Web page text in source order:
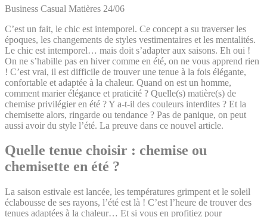
Business Casual Matières 24/06
C’est un fait, le chic est intemporel. Ce concept a su traverser les
époques, les changements de styles vestimentaires et les mentalités.
Le chic est intemporel… mais doit s’adapter aux saisons. Eh oui !
On ne s’habille pas en hiver comme en été, on ne vous apprend rien
! C’est vrai, il est difficile de trouver une tenue à la fois élégante,
confortable et adaptée à la chaleur. Quand on est un homme,
comment marier élégance et praticité ? Quelle(s) matière(s) de
chemise privilégier en été ? Y a-t-il des couleurs interdites ? Et la
chemisette alors, ringarde ou tendance ? Pas de panique, on peut
aussi avoir du style l’été. La preuve dans ce nouvel article.
Quelle tenue choisir : chemise ou
chemisette en été ?
La saison estivale est lancée, les températures grimpent et le soleil
éclabousse de ses rayons, l’été est là ! C’est l’heure de trouver des
tenues adaptées à la chaleur… Et si vous en profitiez pour